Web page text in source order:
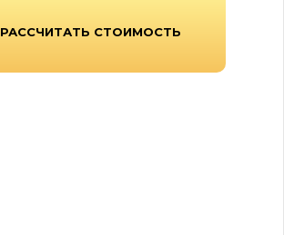
РАССЧИТАТЬ СТОИМОСТЬ